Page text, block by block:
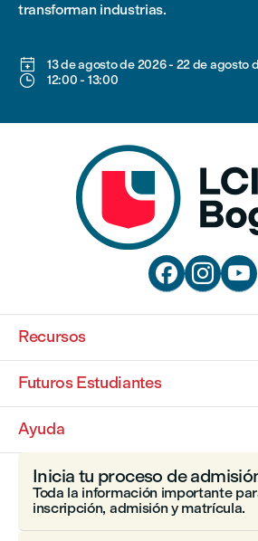
transforman industrias.
 13 de agosto de 2026- 22 de agosto
 12:00- 13:00
  
Recursos
Futuros Estudiantes
Ayuda
Inicia tu proceso de
Toda la información importante
inscripción, admisión y matrícula.